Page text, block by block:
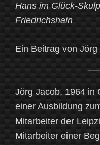
Hans im Glück-
Friedrichshain
Ein Beitrag von Jörg
Jörg Jacob, 1964 in
einer Ausbildung
Mitarbeiter der
Mitarbeiter einer